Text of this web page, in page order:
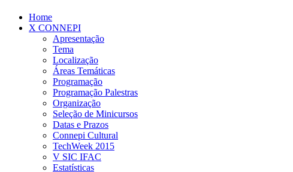
Home
X CONNEPI
Apresentação
Tema
Localização
Áreas Temáticas
Programação
Programação Palestras
Organização
Seleção de Minicursos
Datas e Prazos
Connepi Cultural
TechWeek 2015
V SIC IFAC
Estatísticas